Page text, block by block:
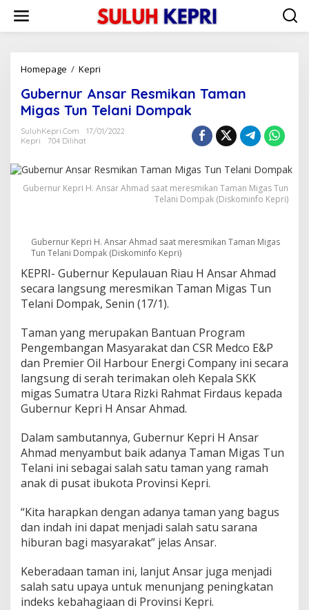
w
Homepage / Kepri
b
e
r
n
A
s
e
s
i
k
a
T
m
a
n
M
i
g
s
T
u
n
T
l
a
n
o
m
p
Gubernur Ansar Resmikan Taman
Migas Tun Telani Dompak
SuluhKepri.com
17/01/2022
Kepri
704 Dilihat
Gubernur Kepri H. Ansar Ahmad saat meresmikan Taman Migas Tun
Telani Dompak (Diskominfo Kepri)
Gubernur Kepri H. Ansar Ahmad saat meresmikan Taman Migas
Tun Telani Dompak (Diskominfo Kepri)
KEPRI- Gubernur Kepulauan Riau H Ansar Ahmad
secara langsung meresmikan Taman Migas Tun
Telani Dompak, Senin (17/1).
Taman yang merupakan Bantuan Program
Pengembangan Masyarakat dan CSR Medco E&P
dan Premier Oil Harbour Energi Company ini secara
langsung di serah terimakan oleh Kepala SKK
migas Sumatra Utara Rizki Rahmat Firdaus kepada
Gubernur Kepri H Ansar Ahmad.
Dalam sambutannya, Gubernur Kepri H Ansar
Ahmad menyambut baik adanya Taman Migas Tun
Telani ini sebagai salah satu taman yang ramah
anak di pusat ibukota Provinsi Kepri.
“Kita harapkan dengan adanya taman yang bagus
dan indah ini dapat menjadi salah satu sarana
hiburan bagi masyarakat” jelas Ansar.
Keberadaan taman ini, lanjut Ansar juga menjadi
salah satu upaya untuk menunjang peningkatan
indeks kebahagiaan di Provinsi Kepri.